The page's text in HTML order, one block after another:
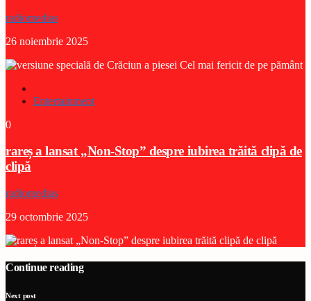
radiomedias
26 noiembrie 2025
Entertainment
0
rareș a lansat „Non-Stop” despre iubirea trăită clipă de
clipă
radiomedias
29 octombrie 2025
Continue reading
Next post